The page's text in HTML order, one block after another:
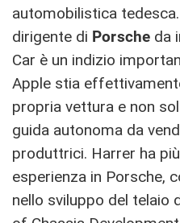
automobilistica
dirigente di Porsche da
Car è un indizio
Apple stia
propria vettura e non
guida autonoma da
produttrici. Harrer ha
esperienza in Porsche,
nello sviluppo del telaio